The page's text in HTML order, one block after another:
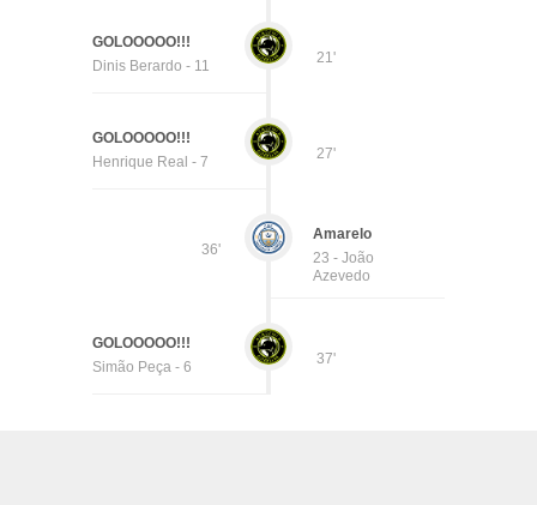
21'
GOLOOOOO!!!
Dinis Berardo - 11
27'
GOLOOOOO!!!
Henrique Real - 7
36'
Amarelo
23 - João
Azevedo
37'
GOLOOOOO!!!
Simão Peça - 6